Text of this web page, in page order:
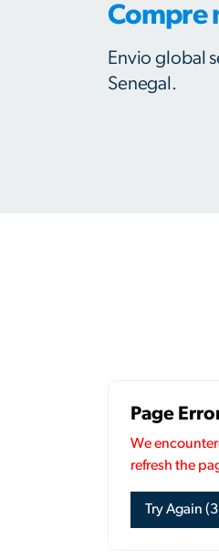
Compre
Envio global
Senegal.